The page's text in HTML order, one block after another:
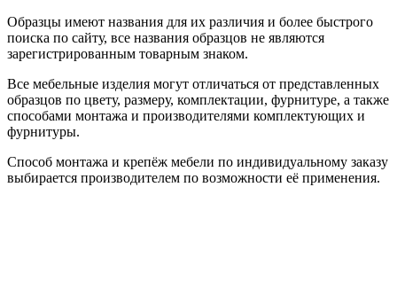
Образцы имеют названия для их различия и более быстрого
поиска по сайту, все названия образцов не являются
зарегистрированным товарным знаком.
Все мебельные изделия могут отличаться от представленных
образцов по цвету, размеру, комплектации, фурнитуре, а также
способами монтажа и производителями комплектующих и
фурнитуры.
Способ монтажа и крепёж мебели по индивидуальному заказу
выбирается производителем по возможности её применения.